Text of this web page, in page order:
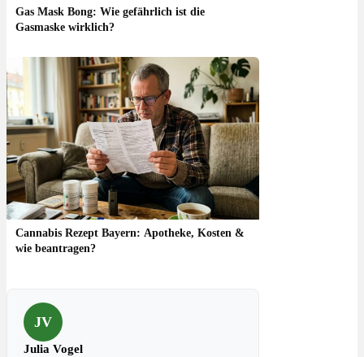
Gas Mask Bong: Wie gefährlich ist die
Gasmaske wirklich?
Cannabis Rezept Bayern: Apotheke, Kosten &
wie beantragen?
JV
Julia Vogel